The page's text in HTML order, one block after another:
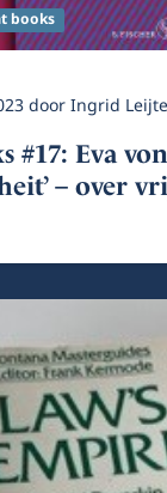
books
doorIngrid
#17: Eva
– over